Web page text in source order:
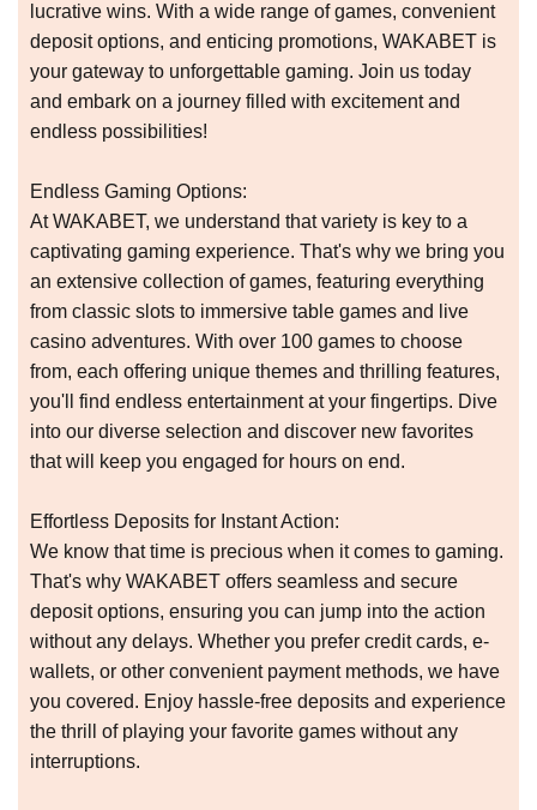
lucrative wins. With a wide range of games, convenient
deposit options, and enticing promotions, WAKABET is
your gateway to unforgettable gaming. Join us today
and embark on a journey filled with excitement and
endless possibilities!
Endless Gaming Options:
At WAKABET, we understand that variety is key to a
captivating gaming experience. That's why we bring you
an extensive collection of games, featuring everything
from classic slots to immersive table games and live
casino adventures. With over 100 games to choose
from, each offering unique themes and thrilling features,
you'll find endless entertainment at your fingertips. Dive
into our diverse selection and discover new favorites
that will keep you engaged for hours on end.
Effortless Deposits for Instant Action:
We know that time is precious when it comes to gaming.
That's why WAKABET offers seamless and secure
deposit options, ensuring you can jump into the action
without any delays. Whether you prefer credit cards, e-
wallets, or other convenient payment methods, we have
you covered. Enjoy hassle-free deposits and experience
the thrill of playing your favorite games without any
interruptions.